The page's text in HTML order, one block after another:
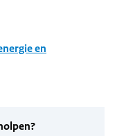
en